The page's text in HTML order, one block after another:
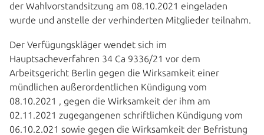
der Wahlvorstandsitzung am 08.10.2021 eingeladen
wurde und anstelle der verhinderten Mitglieder teilnahm.
Der Verfügungskläger wendet sich im
Hauptsacheverfahren 34 Ca 9336/21 vor dem
Arbeitsgericht Berlin gegen die Wirksamkeit einer
mündlichen außerordentlichen Kündigung vom
08.10.2021 , gegen die Wirksamkeit der ihm am
02.11.2021 zugegangenen schriftlichen Kündigung vom
06.10.2.021 sowie gegen die Wirksamkeit der Befristung